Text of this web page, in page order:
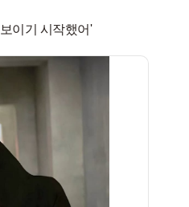
'너를 만난 뒤 부터 빛이 보이기 시작했어'